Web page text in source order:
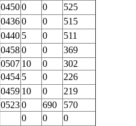
04500 0
525
04360 0
515
0440 5 0
511
04580 0
369
0507 10 0
302
0454 5 0
226
0459 10 0
219
05230 690
570
0 0
0